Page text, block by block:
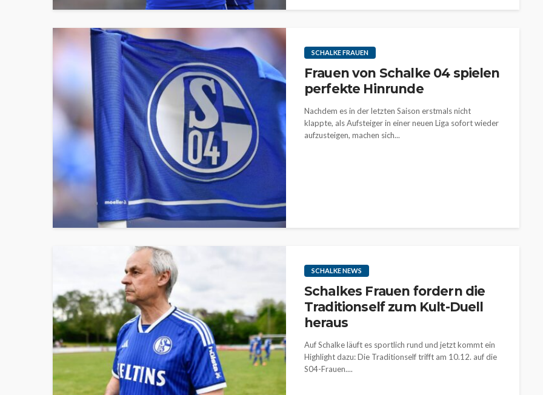
SCHALKE FRAUEN
Frauen von Schalke 04 spielen
perfekte Hinrunde
Nachdem es in der letzten Saison erstmals nicht
klappte, als Aufsteiger in einer neuen Liga sofort wieder
aufzusteigen, machen sich...
SCHALKE NEWS
Schalkes Frauen fordern die
Traditionself zum Kult-Duell
heraus
Auf Schalke läuft es sportlich rund und jetzt kommt ein
Highlight dazu: Die Traditionself trifft am 10.12. auf die
S04-Frauen....